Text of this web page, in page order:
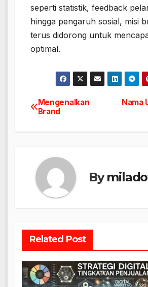
seperti statistik, feedback
hingga pengaruh sosial, misi
terus didorong untuk
optimal.
Navigasi
pos
Nama
Mengenalkan
Brand
By
Related Post